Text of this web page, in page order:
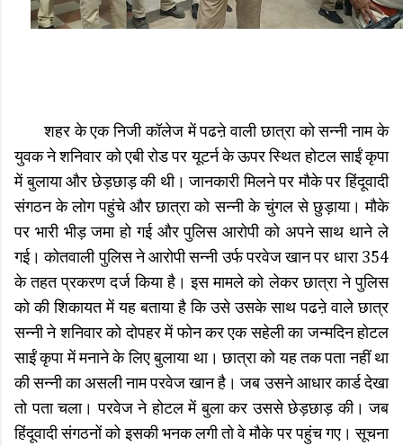
शहर के एक निजी कॉलेज में पढऩे वाली छात्रा को सन्नी नाम के
युवक ने शनिवार को एबी रोड पर यूटर्न के ऊपर स्थित होटल साईं कृपा
में बुलाया और छेड़छाड़ की थी। जानकारी मिलने पर मौके पर हिंदूवादी
संगठन के लोग पहुंचे और छात्रा को सन्नी के चुंगल से छुड़ाया। मौके
पर भारी भीड़ जमा हो गई और पुलिस आरोपी को अपने साथ थाने ले
गई। कोतवाली पुलिस ने आरोपी सन्नी उर्फ परवेज खान पर धारा 354
के तहत प्रकरण दर्ज किया है। इस मामले को लेकर छात्रा ने पुलिस
को की शिकायत में यह बताया है कि उसे उसके साथ पढऩे वाले छात्र
सन्नी ने शनिवार को दोपहर में फोन कर एक सहेली का जन्मदिन होटल
साईं कृपा में मनाने के लिए बुलाया था। छात्रा को यह तक पता नहीं था
की सन्नी का असली नाम परवेज खान है। जब उसने आधार कार्ड देखा
तो पता चला। परवेज ने होटल में बुला कर उससे छेड़छाड़ की। जब
हिंदूवादी संगठनों को इसकी भनक लगी तो वे मौके पर पहुंच गए। सूचना